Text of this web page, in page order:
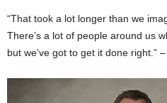
“That took a lot longer than we
There’s a lot of people around us
but we’ve got to get it done right.”